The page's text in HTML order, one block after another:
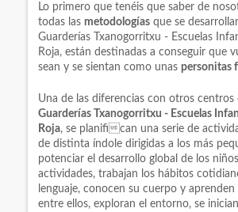
Lo primero que tenéis que saber de
todas las metodologías que se
Guarderías Txanogorritxu - Escuelas
Roja, están destinadas a conseguir que
sean y se sientan como unas personitas
Una de las diferencias con otros centros
Guarderías Txanogorritxu - Escuelas
Roja, se planifican una serie de
de distinta índole dirigidas a los más
potenciar el desarrollo global de los
actividades, trabajan los hábitos
lenguaje, conocen su cuerpo y aprenden
entre ellos, exploran el entorno, se